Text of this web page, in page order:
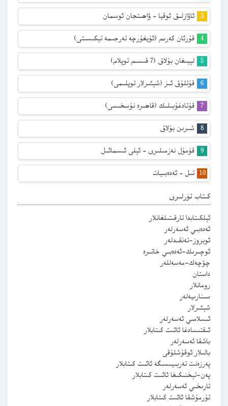
ئاۋازلىق ئوقيا – ۋاھىتجان ئوسمان
قۇرئان كەرىم (ئۇيغۇرچە تەرجىمە تېكىسىتى)
لېيىغان بۇلاق (7 قىسىم توپلام)
قۇتلۇق ئىز (شېئىرلار توپلىمى)
قۇتادغۇبىلىك (قاھىرە نۇسخىسى)
شىرىن بۇلاق
قۇمۇل نەزمىلىرى – ئېلى ئىسمائىل
تىل – ئەدەبىيات
كىتاب تۈرلىرى
ئېلكىتابدا تارقىتىلغانلار
ئەدەبىي ئەسەرلەر
ئوبروز-تەنقىدلەر
ئوچىرىك-ئەدەبىي خاتىرە
چۆچەك-مەسەللەر
داستان
رومانلار
سىنارىيەلەر
شېئىرلار
ئىسلامىي ئەسەرلەر
ئىقتىسادغا ئائىت كىتابلار
باشقا ئەسەرلەر
بالىلار ئوقۇشلۇقى
پەرزەنت تەربىيىسىگە ئائىت كىتابلار
پەن-تېخنىكىغا ئائىت كىتابلار
تارىخىي ئەسەرلەر
تۇرمۇشقا ئائىت كىتابلار